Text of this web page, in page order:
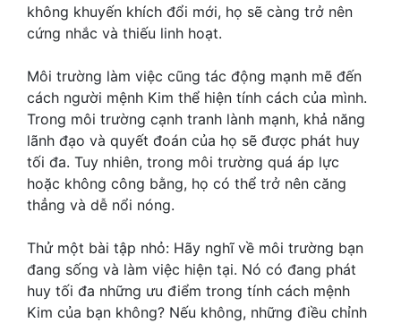
không khuyến khích đổi mới, họ sẽ càng trở nên
cứng nhắc và thiếu linh hoạt.
Môi trường làm việc cũng tác động mạnh mẽ đến
cách người mệnh Kim thể hiện tính cách của mình.
Trong môi trường cạnh tranh lành mạnh, khả năng
lãnh đạo và quyết đoán của họ sẽ được phát huy
tối đa. Tuy nhiên, trong môi trường quá áp lực
hoặc không công bằng, họ có thể trở nên căng
thẳng và dễ nổi nóng.
Thử một bài tập nhỏ: Hãy nghĩ về môi trường bạn
đang sống và làm việc hiện tại. Nó có đang phát
huy tối đa những ưu điểm trong tính cách mệnh
Kim của bạn không? Nếu không, những điều chỉnh